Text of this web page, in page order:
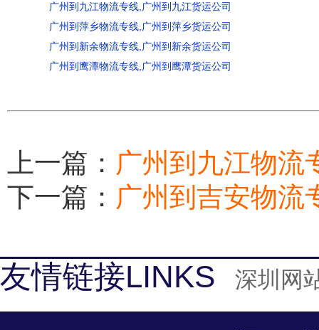
广州到九江物流专线,广州到九江货运公司
广州到萍乡物流专线,广州到萍乡货运公司
广州到新余物流专线,广州到新余货运公司
广州到鹰潭物流专线,广州到鹰潭货运公司
上一篇： 广州到九江物流
下一篇： 广州到吉安物流
友情链接LINKS 深圳网